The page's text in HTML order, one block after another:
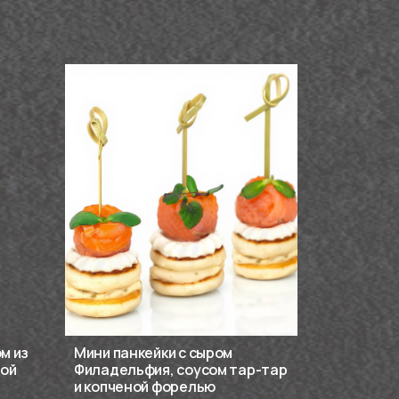
из
Мини панкейки с сыром
Филадельфия, соусом тар-тар
и копченой форелью